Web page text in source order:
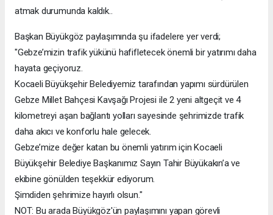
atmak durumunda kaldık..
Başkan Büyükgöz paylaşımında şu ifadelere yer verdi;
"Gebze’mizin trafik yükünü hafifletecek önemli bir yatırımı daha
hayata geçiyoruz.
Kocaeli Büyükşehir Belediyemiz tarafından yapımı sürdürülen
Gebze Millet Bahçesi Kavşağı Projesi ile 2 yeni altgeçit ve 4
kilometreyi aşan bağlantı yolları sayesinde şehrimizde trafik
daha akıcı ve konforlu hale gelecek.
Gebze’mize değer katan bu önemli yatırım için Kocaeli
Büyükşehir Belediye Başkanımız Sayın Tahir Büyükakın’a ve
ekibine gönülden teşekkür ediyorum.
Şimdiden şehrimize hayırlı olsun."
NOT: Bu arada Büyükgöz'ün paylaşımını yapan görevli